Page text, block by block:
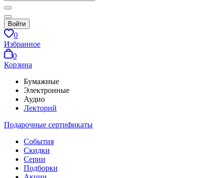
Войти
0
Избранное
0
Корзина
Бумажные
Электронные
Аудио
Лекторий
Подарочные сертификаты
События
Скидки
Серии
Подборки